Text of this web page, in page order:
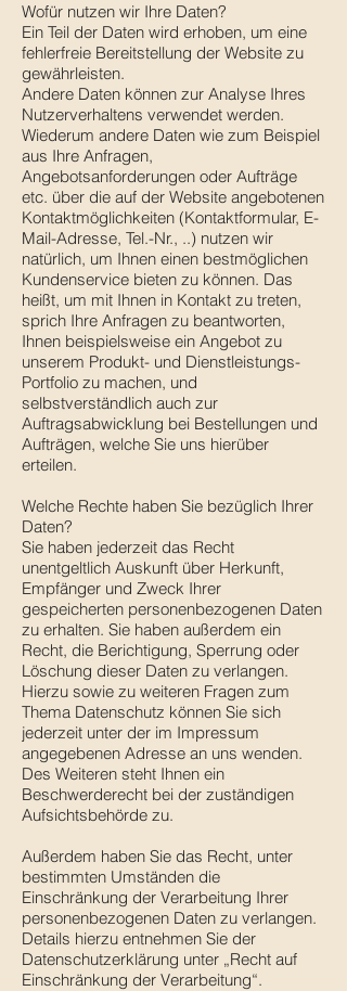
Wofür nutzen wir Ihre Daten?
Ein Teil der Daten wird erhoben, um eine
fehlerfreie Bereitstellung der Website zu
gewährleisten.
Andere Daten können zur Analyse Ihres
Nutzerverhaltens verwendet werden.
Wiederum andere Daten wie zum Beispiel
aus Ihre Anfragen,
Angebotsanforderungen oder Aufträge
etc. über die auf der Website angebotenen
Kontaktmöglichkeiten (Kontaktformular, E-
Mail-Adresse, Tel.-Nr., ..) nutzen wir
natürlich, um Ihnen einen bestmöglichen
Kundenservice bieten zu können. Das
heißt, um mit Ihnen in Kontakt zu treten,
sprich Ihre Anfragen zu beantworten,
Ihnen beispielsweise ein Angebot zu
unserem Produkt- und Dienstleistungs-
Portfolio zu machen, und
selbstverständlich auch zur
Auftragsabwicklung bei Bestellungen und
Aufträgen, welche Sie uns hierüber
erteilen.
Welche Rechte haben Sie bezüglich Ihrer
Daten?
Sie haben jederzeit das Recht
unentgeltlich Auskunft über Herkunft,
Empfänger und Zweck Ihrer
gespeicherten personenbezogenen Daten
zu erhalten. Sie haben außerdem ein
Recht, die Berichtigung, Sperrung oder
Löschung dieser Daten zu verlangen.
Hierzu sowie zu weiteren Fragen zum
Thema Datenschutz können Sie sich
jederzeit unter der im Impressum
angegebenen Adresse an uns wenden.
Des Weiteren steht Ihnen ein
Beschwerderecht bei der zuständigen
Aufsichtsbehörde zu.
Außerdem haben Sie das Recht, unter
bestimmten Umständen die
Einschränkung der Verarbeitung Ihrer
personenbezogenen Daten zu verlangen.
Details hierzu entnehmen Sie der
Datenschutzerklärung unter „Recht auf
Einschränkung der Verarbeitung“.